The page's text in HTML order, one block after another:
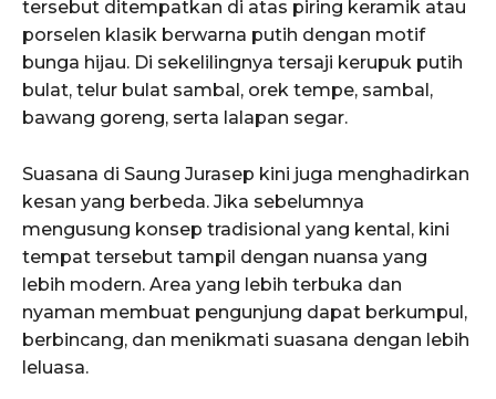
tersebut ditempatkan di atas piring keramik atau
porselen klasik berwarna putih dengan motif
bunga hijau. Di sekelilingnya tersaji kerupuk putih
bulat, telur bulat sambal, orek tempe, sambal,
bawang goreng, serta lalapan segar.
Suasana di Saung Jurasep kini juga menghadirkan
kesan yang berbeda. Jika sebelumnya
mengusung konsep tradisional yang kental, kini
tempat tersebut tampil dengan nuansa yang
lebih modern. Area yang lebih terbuka dan
nyaman membuat pengunjung dapat berkumpul,
berbincang, dan menikmati suasana dengan lebih
leluasa.